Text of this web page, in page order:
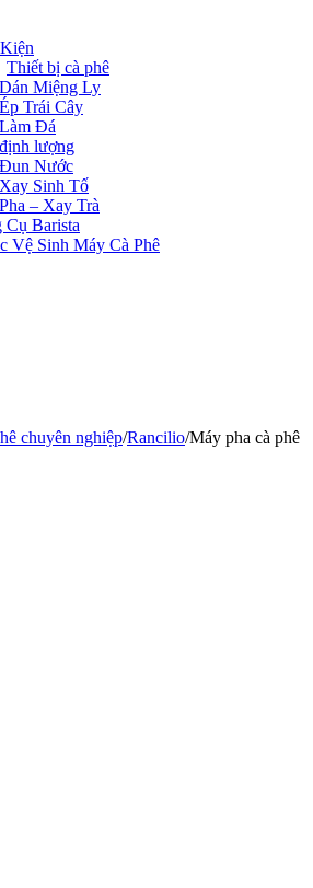
Thiết bị cà phê
Miệng Ly
Trái Cây
Đá
lượng
Nước
Sinh Tố
– Xay Trà
Cụ Barista
Vệ Sinh Máy Cà Phê
chuyên nghiệp/Rancilio/Máy pha cà phê